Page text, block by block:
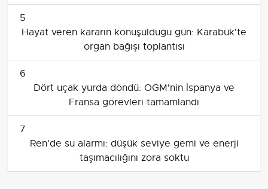
5
Hayat veren kararın konuşulduğu gün: Karabük'te
organ bağışı toplantısı
6
Dört uçak yurda döndü: OGM'nin İspanya ve
Fransa görevleri tamamlandı
7
Ren'de su alarmı: düşük seviye gemi ve enerji
taşımacılığını zora soktu